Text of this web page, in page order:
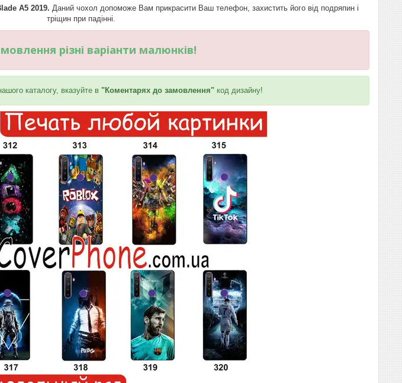
A5 2019. Даний чохол допоможе Вам прикрасити Ваш телефон, захистить його від подряпин і
тріщин при падінні.
різні варіанти малюнків!
каталогу, вказуйте в "Коментарях до замовлення" код дизайну!